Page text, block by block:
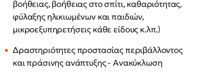
βοήθειας, βοήθειας στο σπίτι, καθαριότητας,
φύλαξης ηλικιωμένων και παιδιών,
μικροεξυπηρετήσεις κάθε είδους κ.λπ.)
Δραστηριότητες προστασίας περιβάλλοντος
και πράσινης ανάπτυξης - Ανακύκλωση